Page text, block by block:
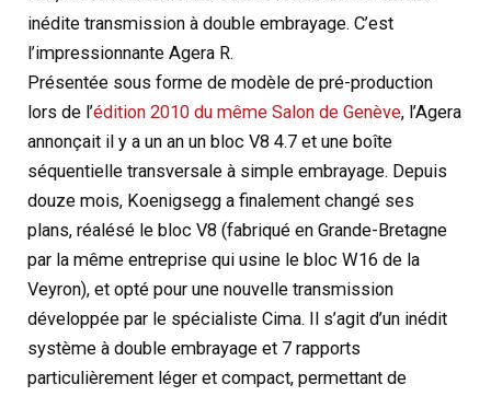
inédite transmission à double embrayage. C’est
l’impressionnante Agera R.
Présentée sous forme de modèle de pré-production
lors de l’édition 2010 du même Salon de Genève, l’Agera
annonçait il y a un an un bloc V8 4.7 et une boîte
séquentielle transversale à simple embrayage. Depuis
douze mois, Koenigsegg a finalement changé ses
plans, réalésé le bloc V8 (fabriqué en Grande-Bretagne
par la même entreprise qui usine le bloc W16 de la
Veyron), et opté pour une nouvelle transmission
développée par le spécialiste Cima. Il s’agit d’un inédit
système à double embrayage et 7 rapports
particulièrement léger et compact, permettant de